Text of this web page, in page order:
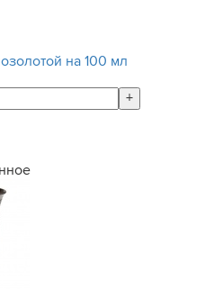
на 100 мл
+